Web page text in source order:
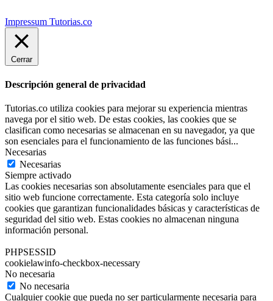
Impressum Tutorias.co
Cerrar
Descripción general de privacidad
Tutorias.co utiliza cookies para mejorar su experiencia mientras
navega por el sitio web. De estas cookies, las cookies que se
clasifican como necesarias se almacenan en su navegador, ya que
son esenciales para el funcionamiento de las funciones bási...
Necesarias
Necesarias
Siempre activado
Las cookies necesarias son absolutamente esenciales para que el
sitio web funcione correctamente. Esta categoría solo incluye
cookies que garantizan funcionalidades básicas y características de
seguridad del sitio web. Estas cookies no almacenan ninguna
información personal.
PHPSESSID
cookielawinfo-checkbox-necessary
No necesaria
No necesaria
Cualquier cookie que pueda no ser particularmente necesaria para